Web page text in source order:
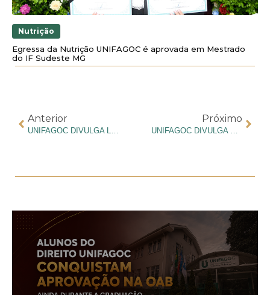
Nutrição
Egressa da Nutrição UNIFAGOC é aprovada em Mestrado
do IF Sudeste MG
Anterior Próximo